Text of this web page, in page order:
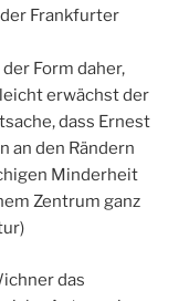
Frankfurter
Form daher,
erwächst der
dass Ernest
an den Rändern
Minderheit
Zentrum ganz
das